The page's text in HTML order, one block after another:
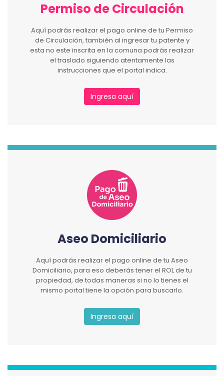
Permiso de Circulación
Aquí podrás realizar el pago online de tu Permiso
de Circulación, también al ingresar tu patente y
esta no este inscrita en la comuna podrás realizar
el traslado siguiendo atentamente las
instrucciones que el portal indica.
Ingresa aquí
Aseo Domiciliario
Aquí podrás realizar el pago online de tu Aseo
Domiciliario, para eso deberás tener el ROL de tu
propiedad, de todas maneras si no lo tienes el
mismo portal tiene la opción para buscarlo.
Ingresa aquí